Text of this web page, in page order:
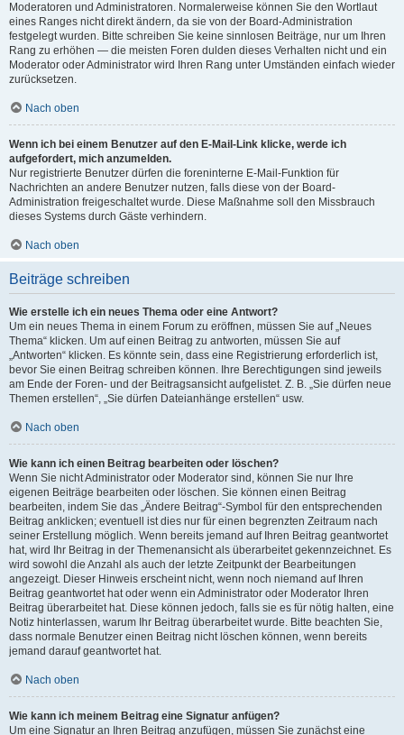
Moderatoren und Administratoren. Normalerweise können Sie den Wortlaut
eines Ranges nicht direkt ändern, da sie von der Board-Administration
festgelegt wurden. Bitte schreiben Sie keine sinnlosen Beiträge, nur um Ihren
Rang zu erhöhen — die meisten Foren dulden dieses Verhalten nicht und ein
Moderator oder Administrator wird Ihren Rang unter Umständen einfach wieder
zurücksetzen.
Nach oben
Wenn ich bei einem Benutzer auf den E-Mail-Link klicke, werde ich
aufgefordert, mich anzumelden.
Nur registrierte Benutzer dürfen die foreninterne E-Mail-Funktion für
Nachrichten an andere Benutzer nutzen, falls diese von der Board-
Administration freigeschaltet wurde. Diese Maßnahme soll den Missbrauch
dieses Systems durch Gäste verhindern.
Nach oben
Beiträge schreiben
Wie erstelle ich ein neues Thema oder eine Antwort?
Um ein neues Thema in einem Forum zu eröffnen, müssen Sie auf „Neues
Thema“ klicken. Um auf einen Beitrag zu antworten, müssen Sie auf
„Antworten“ klicken. Es könnte sein, dass eine Registrierung erforderlich ist,
bevor Sie einen Beitrag schreiben können. Ihre Berechtigungen sind jeweils
am Ende der Foren- und der Beitragsansicht aufgelistet. Z. B. „Sie dürfen neue
Themen erstellen“, „Sie dürfen Dateianhänge erstellen“ usw.
Nach oben
Wie kann ich einen Beitrag bearbeiten oder löschen?
Wenn Sie nicht Administrator oder Moderator sind, können Sie nur Ihre
eigenen Beiträge bearbeiten oder löschen. Sie können einen Beitrag
bearbeiten, indem Sie das „Ändere Beitrag“-Symbol für den entsprechenden
Beitrag anklicken; eventuell ist dies nur für einen begrenzten Zeitraum nach
seiner Erstellung möglich. Wenn bereits jemand auf Ihren Beitrag geantwortet
hat, wird Ihr Beitrag in der Themenansicht als überarbeitet gekennzeichnet. Es
wird sowohl die Anzahl als auch der letzte Zeitpunkt der Bearbeitungen
angezeigt. Dieser Hinweis erscheint nicht, wenn noch niemand auf Ihren
Beitrag geantwortet hat oder wenn ein Administrator oder Moderator Ihren
Beitrag überarbeitet hat. Diese können jedoch, falls sie es für nötig halten, eine
Notiz hinterlassen, warum Ihr Beitrag überarbeitet wurde. Bitte beachten Sie,
dass normale Benutzer einen Beitrag nicht löschen können, wenn bereits
jemand darauf geantwortet hat.
Nach oben
Wie kann ich meinem Beitrag eine Signatur anfügen?
Um eine Signatur an Ihren Beitrag anzufügen, müssen Sie zunächst eine